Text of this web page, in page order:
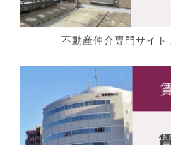
不動産仲介専門サイト